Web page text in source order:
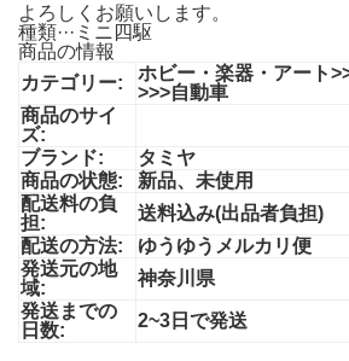
よろしくお願いします。
種類···ミニ四駆
商品の情報
カテゴリー:
ホビー・楽器・アート
>>>自動車
商品のサイ
ズ:
ブランド:
タミヤ
商品の状態:
新品、未使用
配送料の負
担:
送料込み(出品者負担)
配送の方法:
ゆうゆうメルカリ便
発送元の地
域:
神奈川県
発送までの
日数:
2~3日で発送